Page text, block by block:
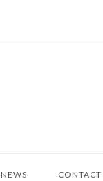
NEWS CONTACT